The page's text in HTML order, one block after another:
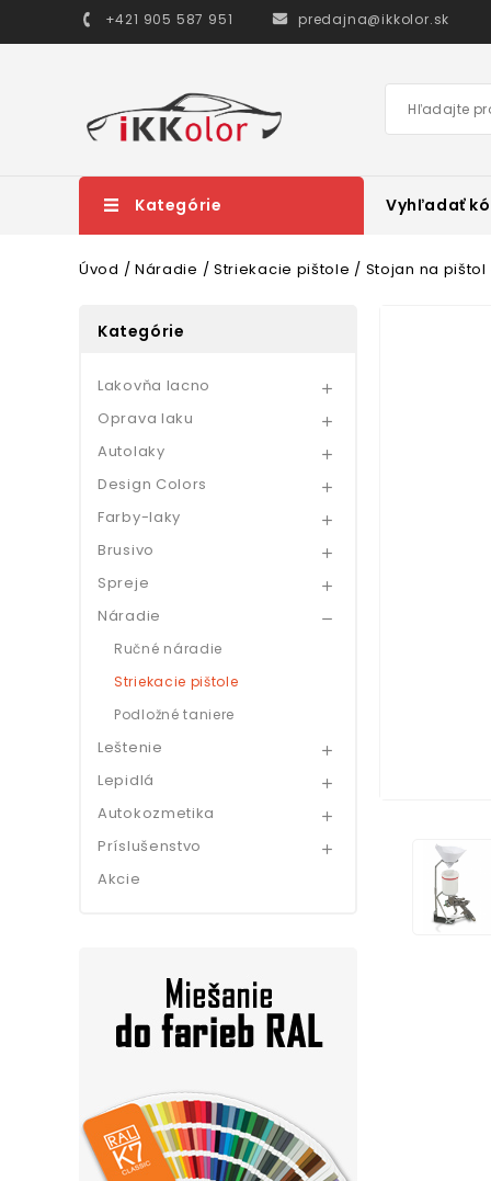
+421 905 587 951 predajna@ikkolor.sk
Kategórie Vyhľadať
Úvod Náradie Striekacie pištole Stojan na pištol
Kategórie
Lakovňa lacno 
Oprava laku 
Autolaky 
Design Colors 
Farby-laky 
Brusivo 
Spreje 
Náradie 
Ručné náradie
Striekacie pištole
Podložné taniere
Leštenie 
Lepidlá 
Autokozmetika 
Príslušenstvo 
Akcie